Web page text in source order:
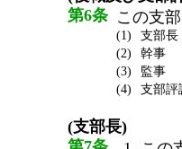
第6条 この支
(1)
支部長
(2)
幹事
(3)
監事
(4)
支部評
(支部長)